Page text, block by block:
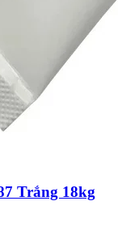
Trắng 18kg